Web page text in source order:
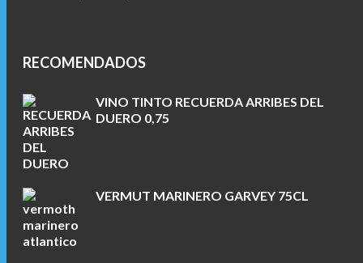
RECOMENDADOS
VINO TINTO RECUERDA ARRIBES DEL
DUERO 0,75
VERMUT MARINERO GARVEY 75CL